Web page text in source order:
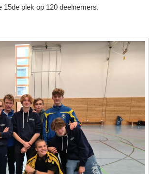
15de plek op 120 deelnemers.